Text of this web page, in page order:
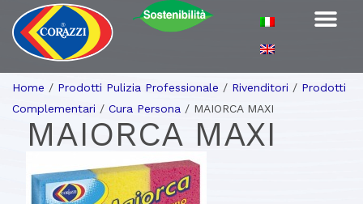
Home / Prodotti Pulizia Professionale / Rivenditori / Prodotti
Complementari / Cura Persona / MAIORCA MAXI
MAIORCA MAXI